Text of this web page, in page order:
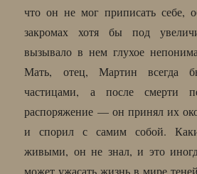
что он не мог приписать себе,
закромах хотя бы под
вызывало в нем глухое
Мать, отец, Мартин всегда
частицами, а после смерти
распоряжение — он принял их
и спорил с самим собой.
живыми, он не знал, и это
может ужасать жизнь в мире